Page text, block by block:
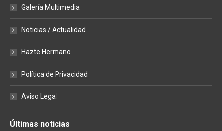
Galería Multimedia
Noticias / Actualidad
Hazte Hermano
Política de Privacidad
Aviso Legal
Últimas noticias